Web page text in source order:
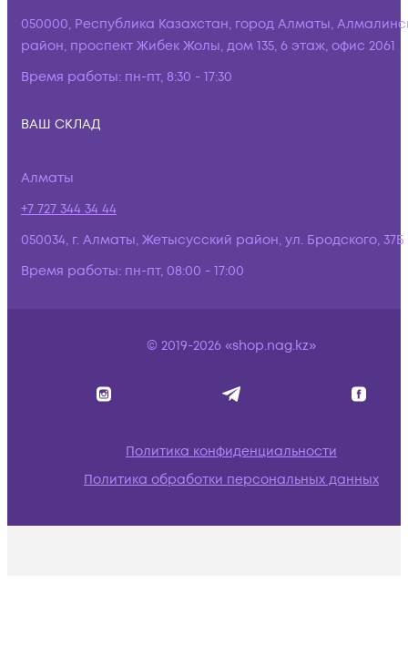
050000, Республика Казахстан, город Алматы,
район, проспект Жибек Жолы, дом 135, 6 этаж, офис 2061
Время работы: пн-пт, 8:30 - 17:30
ВАШ СКЛАД
Алматы
+7 727 344 34 44
050034, г. Алматы, Жетысусский район, ул. Бродского, 37Б
Время работы: пн-пт, 08:00 - 17:00
© 2019-2026 «shop.nag.kz»
Политика конфиденциальности
Политика обработки персональных данных